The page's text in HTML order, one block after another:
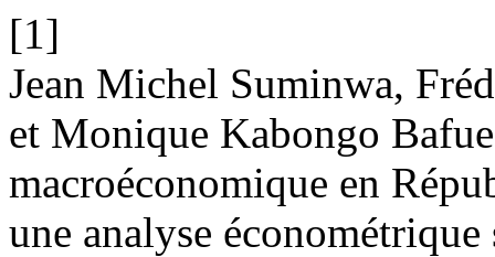
[1]
Jean Michel Suminwa,
et Monique Kabongo
macroéconomique en
une analyse